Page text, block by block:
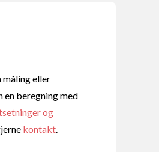
måling eller
en beregning med
og
kontakt